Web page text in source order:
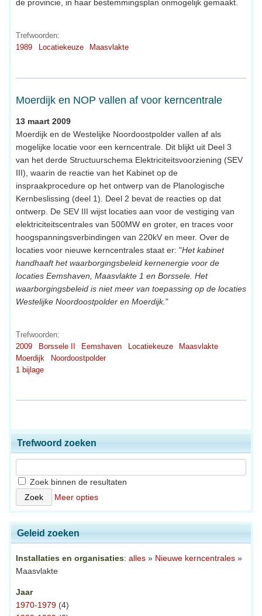
de provincie, in haar bestemmingsplan onmogelijk gemaakt.
Trefwoorden:
1989
Locatiekeuze Maasvlakte
Moerdijk en NOP vallen af voor kerncentrale
13 maart 2009
Moerdijk en de Westelijke Noordoostpolder vallen af als
mogelijke locatie voor een kerncentrale. Dit blijkt uit Deel 3
van het derde Structuurschema Elektriciteitsvoorziening (SEV
III), waarin de reactie van het Kabinet op de
inspraakprocedure op het ontwerp van de Planologische
Kernbeslissing (deel 1). Deel 2 bevat de reacties op dat
ontwerp. De SEV III wijst locaties aan voor de vestiging van
elektriciteitscentrales van 500MW en groter, en traces voor
hoogspanningsverbindingen van 220kV en meer. Over de
locaties voor nieuwe kerncentrales staat er: "Het kabinet
handhaaft het waarborgingsbeleid kernenergie voor de
locaties Eemshaven, Maasvlakte 1 en Borssele. Het
waarborgingsbeleid is niet meer van toepassing op de locaties
Westelijke Noordoostpolder en Moerdijk."
Trefwoorden:
2009
Borssele II Eemshaven Locatiekeuze
Maasvlakte
Moerdijk
Noordoostpolder
1 bijlage
Trefwoord zoeken
Zoek binnen de resultaten
Meer opties
Geleid zoeken
Installaties en organisaties: alles » Nieuwe kerncentrales »
Maasvlakte
Jaar
1970-1979 (4)